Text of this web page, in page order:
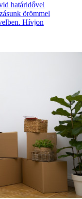
határidővel
örömmel
Hívjon